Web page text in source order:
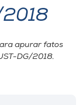
apurar fatos
DG/2018.